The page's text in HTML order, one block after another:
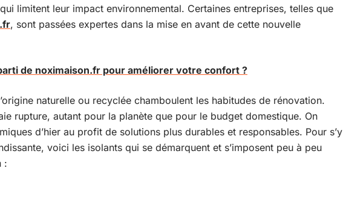
limitent leur impact environnemental. Certaines entreprises, telles que
, sont passées expertes dans la mise en avant de cette nouvelle
de noximaison.fr pour améliorer votre confort ?
naturelle ou recyclée chamboulent les habitudes de rénovation.
rupture, autant pour la planète que pour le budget domestique. On
d’hier au profit de solutions plus durables et responsables. Pour s’y
voici les isolants qui se démarquent et s’imposent peu à peu
: